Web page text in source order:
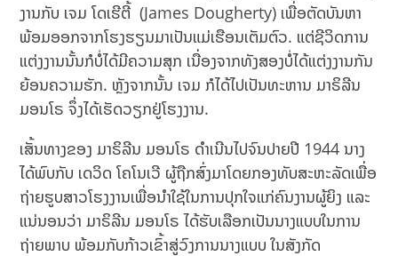
ງານກັບ ເຈມ ໂດເຮີຕີ້ (James Dougherty) ເພື່ອຕັດບັນຫາ
ພ້ອມອອກຈາກໂຮງຮຽນມາເປັນແມ່ເຮືອນເຕັມຕົວ. ແຕ່ຊີວິດການ
ແຕ່ງງານນັ້ນກໍບໍ່ໄດ້ມີຄວາມສຸກ ເນື່ອງຈາກທັງສອງບໍ່ໄດ້ແຕ່ງງານກັນ
ຍ້ອນຄວາມຮັກ. ຫຼັງຈາກນັ້ນ ເຈມ ກໍໄດ້ໄປເປັນທະຫານ ມາຣິລີນ
ມອນໂຣ ຈຶ່ງໄດ້ເຮັດວຽກຢູ່ໂຮງງານ.
ເສັ້ນທາງຂອງ ມາຣິລີນ ມອນໂຣ ດຳເນີນໄປຈົນປາຍປີ 1944 ນາງ
ໄດ້ພົບກັບ ເດວິດ ໂຄໂນເວີ ຜູ້ຖືກສົ່ງມາໂດຍກອງທັບສະຫະລັດເພື່ອ
ຖ່າຍຮູບສາວໂຮງງານເພື່ອນຳໃຊ້ໃນການປຸກໃຈແກ່ຄົນງານຜູ້ຍິງ ແລະ
ແນ່ນອນວ່າ ມາຣິລີນ ມອນໂຣ ໄດ້ຮັບເລືອກເປັນນາງແບບໃນການ
ຖ່າຍພາບ ພ້ອມກັບກ້າວເຂົ້າສູ່ວົງການນາງແບບ ໃນສັງກັດ